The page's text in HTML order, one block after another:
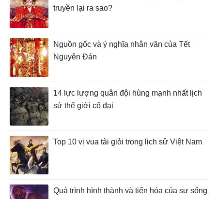
truyền lại ra sao?
Nguồn gốc và ý nghĩa nhân văn của Tết
Nguyên Đán
14 lực lượng quân đội hùng mạnh nhất lịch
sử thế giới cổ đại
Top 10 vị vua tài giỏi trong lịch sử Việt Nam
Quá trình hình thành và tiến hóa của sự sống